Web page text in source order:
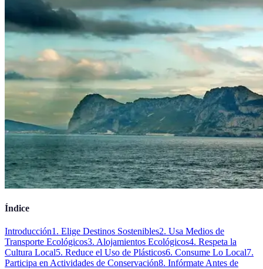
Índice
Introducción1. Elige Destinos Sostenibles2. Usa Medios de
Transporte Ecológicos3. Alojamientos Ecológicos4. Respeta la
Cultura Local5. Reduce el Uso de Plásticos6. Consume Lo Local7.
Participa en Actividades de Conservación8. Infórmate Antes de